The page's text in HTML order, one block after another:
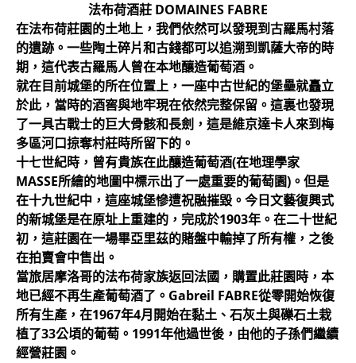
法布荷酒莊 DOMAINES FABRE
在法布荷莊園的土地上，我們依然可以發現到古羅馬村落
的遺跡。一些陶土碎片和古錢都可以追溯到凱薩大帝的時
期，這代表古羅馬人曾在本地釀造葡萄酒。
就在目前城堡的所在位置上，一座中古世紀的堡壘就矗立
於此，當時的酒窖與地牢現在依然完整保留。這裏也發現
了一具古戰士的巨大骨骸和長劍，這是維京達卡人來到梅
多區河口掠奪村莊時所留下的。
十七世紀時，曾有貴族在此釀造葡萄酒(在地理學家
MASSE所繪的地圖中標示出了一處重要的葡萄園)。但是
在十九世紀中，這座城堡慘遭祝融摧毀。今日文藝復興式
的新城堡是在原址上重建的，完成於1903年。在二十世紀
初，這莊園在一場畢亞里茲的賭盤中輸掉了所有權，之後
在拍賣會中售出。
當旅居摩洛哥的法布荷家族返回法國，購置此莊園時，本
地已經不再生產葡萄酒了。Gabreil FABRE從零開始恢復
所有生產，在1967年4月開始在黏土、石灰土與礫石土栽
植了33公頃的葡萄。1991年他過世後，由他的子孫們繼續
經營莊園。